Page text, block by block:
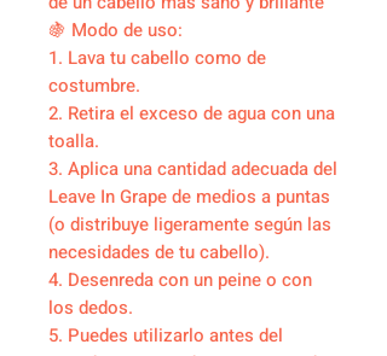
🍇 Modo de uso:
1. Lava tu cabello como de
costumbre.
2. Retira el exceso de agua con una
toalla.
3. Aplica una cantidad adecuada del
Leave In Grape de medios a puntas
(o distribuye ligeramente según las
necesidades de tu cabello).
4. Desenreda con un peine o con
los dedos.
5. Puedes utilizarlo antes del